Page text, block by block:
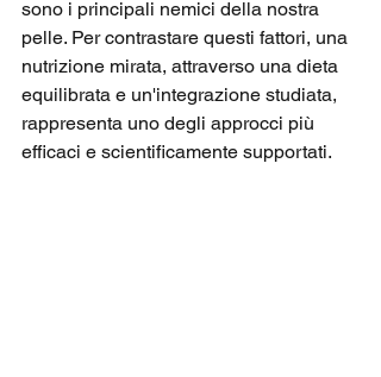
sono i principali nemici della nostra
pelle. Per contrastare questi fattori, una
nutrizione mirata, attraverso una dieta
equilibrata e un'integrazione studiata,
rappresenta uno degli approcci più
efficaci e scientificamente supportati.